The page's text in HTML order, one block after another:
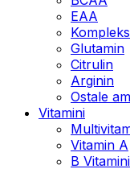
ЕАА
Glutamin
Citrulin
Arginin
Ostale
Vitamini
Vitamin A
B Vitamini